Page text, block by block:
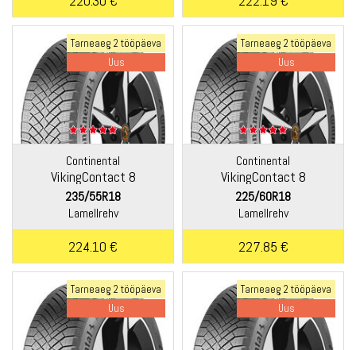
Tarneaeg 2 tööpäeva
Uus
Continental
VikingContact 8
235/55R18
Lamellrehv
224.10 €
Tarneaeg 2 tööpäeva
Uus
Continental
VikingContact 8
225/60R18
Lamellrehv
227.85 €
Tarneaeg 2 tööpäeva
Uus
Tarneaeg 2 tööpäeva
Uus